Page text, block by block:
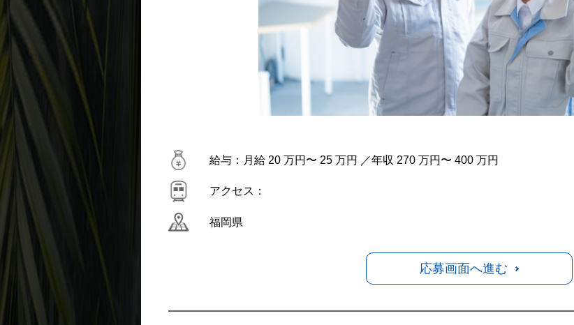
給与：月給 20 万円〜 25 万円 ／年収 270 万円〜 400 万円
アクセス：
福岡県
応募画面へ進む